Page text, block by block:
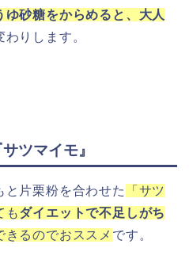
砂糖をからめると、大人
わりします。
ツマイモ』
片栗粉を合わせた
「サツ
もダイエットで不足しがち
きるのでおススメ です。